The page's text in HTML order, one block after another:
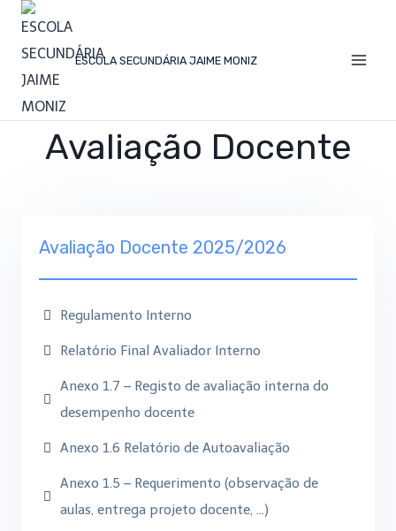
ESCOLA SECUNDÁRIA JAIME MONIZ
Avaliação Docente
Avaliação Docente 2025/2026
Regulamento Interno
Relatório Final Avaliador Interno
Anexo 1.7 – Registo de avaliação interna do
desempenho docente
Anexo 1.6 Relatório de Autoavaliação
Anexo 1.5 – Requerimento (observação de
aulas, entrega projeto docente, …)